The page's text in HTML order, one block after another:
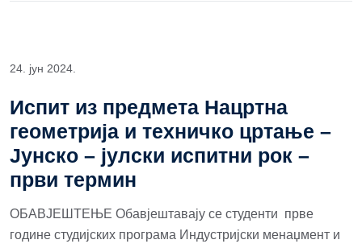
24. јун 2024.
Испит из предмета Нацртна
геометрија и техничко цртање –
Јунско – јулски испитни рок –
први термин
ОБАВЈЕШТЕЊЕ Обавјештавају се студенти прве
године студијских програма Индустријски менаџмент и